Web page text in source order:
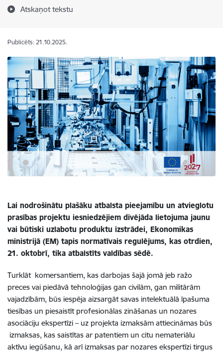
Atskaņot tekstu
Publicēts: 21.10.2025.
Lai nodrošinātu plašāku atbalsta pieejamību un atvieglotu
prasības projektu iesniedzējiem divējāda lietojuma jaunu
vai būtiski uzlabotu produktu izstrādei, Ekonomikas
ministrijā (EM) tapis normatīvais regulējums, kas otrdien,
21. oktobrī, tika atbalstīts valdības sēdē.
Turklāt komersantiem, kas darbojas šajā jomā jeb ražo
preces vai piedāvā tehnoloģijas gan civilām, gan militārām
vajadzībām, būs iespēja aizsargāt savas intelektuālā īpašuma
tiesības un piesaistīt profesionālas zināšanas un nozares
asociāciju ekspertīzi – uz projekta izmaksām attiecināmas būs
izmaksas, kas saistītas ar patentiem un citu nemateriālu
aktīvu iegūšanu, kā arī izmaksas par nozares ekspertīzi tirgus